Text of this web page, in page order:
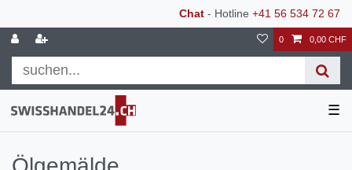
Chat - Hotline +41 56 534 72 67
0 0,00 CHF
☰